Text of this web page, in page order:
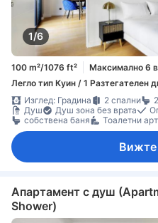
1/6
100 m²/1076 ft² Максимално 6
Легло тип Куин / 1 Разтегателен
Изглед: Градина
2 спални
Душ
Душ зона без врата
собствена баня
Тоалетни
Вижте
Апартамент с душ
Shower)